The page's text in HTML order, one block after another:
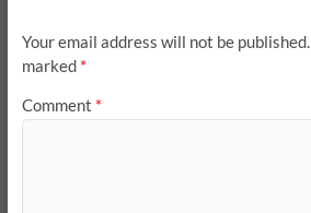
Your email address will not be published.
marked *
Comment *